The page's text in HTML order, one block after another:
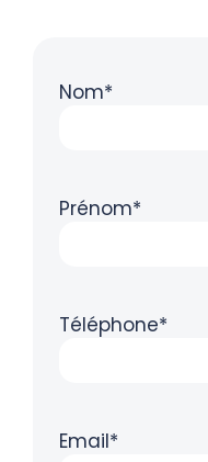
Nom*
Prénom*
Téléphone*
Email*